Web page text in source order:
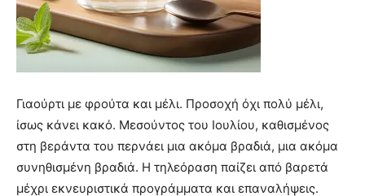
you
the
meaning
of
pain.
hd
porn
Γιαούρτι με φρούτα και μέλι. Προσοχή όχι πολύ μέλι,
ίσως κάνει κακό. Μεσούντος του Ιουλίου, καθισμένος
στη βεράντα του περνάει μια ακόμα βραδιά, μια ακόμα
συνηθισμένη βραδιά. Η τηλεόραση παίζει από βαρετά
μέχρι εκνευριστικά προγράμματα και επαναλήψεις.